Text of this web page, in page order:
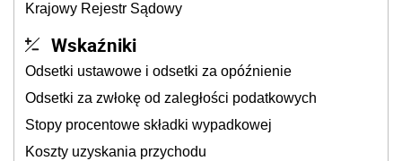
Krajowy Rejestr Sądowy
Wskaźniki
Odsetki ustawowe i odsetki za opóźnienie
Odsetki za zwłokę od zaległości podatkowych
Stopy procentowe składki wypadkowej
Koszty uzyskania przychodu